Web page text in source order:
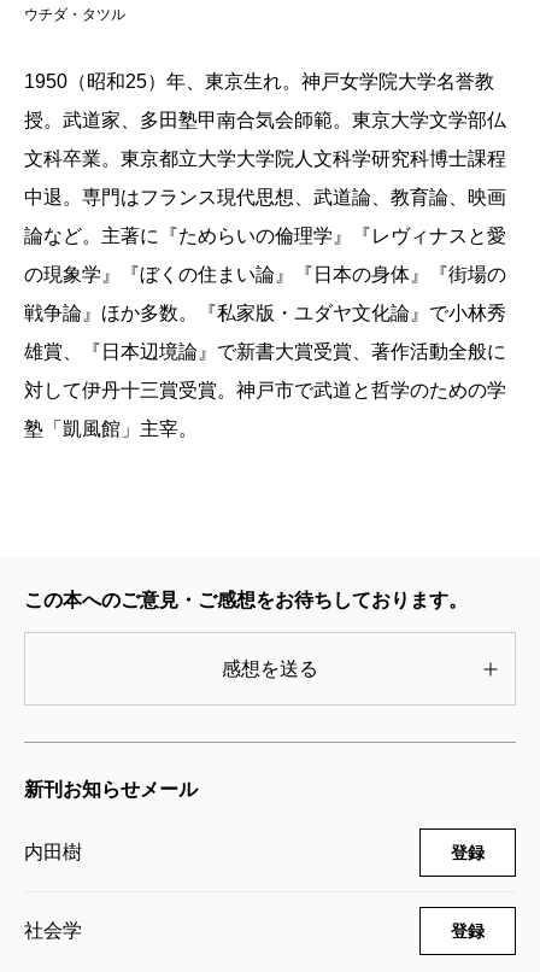
ウチダ・タツル
1950（昭和25）年、東京生れ。神戸女学院大学名誉教
授。武道家、多田塾甲南合気会師範。東京大学文学部仏
文科卒業。東京都立大学大学院人文科学研究科博士課程
中退。専門はフランス現代思想、武道論、教育論、映画
論など。主著に『ためらいの倫理学』『レヴィナスと愛
の現象学』『ぼくの住まい論』『日本の身体』『街場の
戦争論』ほか多数。『私家版・ユダヤ文化論』で小林秀
雄賞、『日本辺境論』で新書大賞受賞、著作活動全般に
対して伊丹十三賞受賞。神戸市で武道と哲学のための学
塾「凱風館」主宰。
この本へのご意見・ご感想をお待ちしております。
感想を送る
新刊お知らせメール
内田樹 登録
社会学 登録